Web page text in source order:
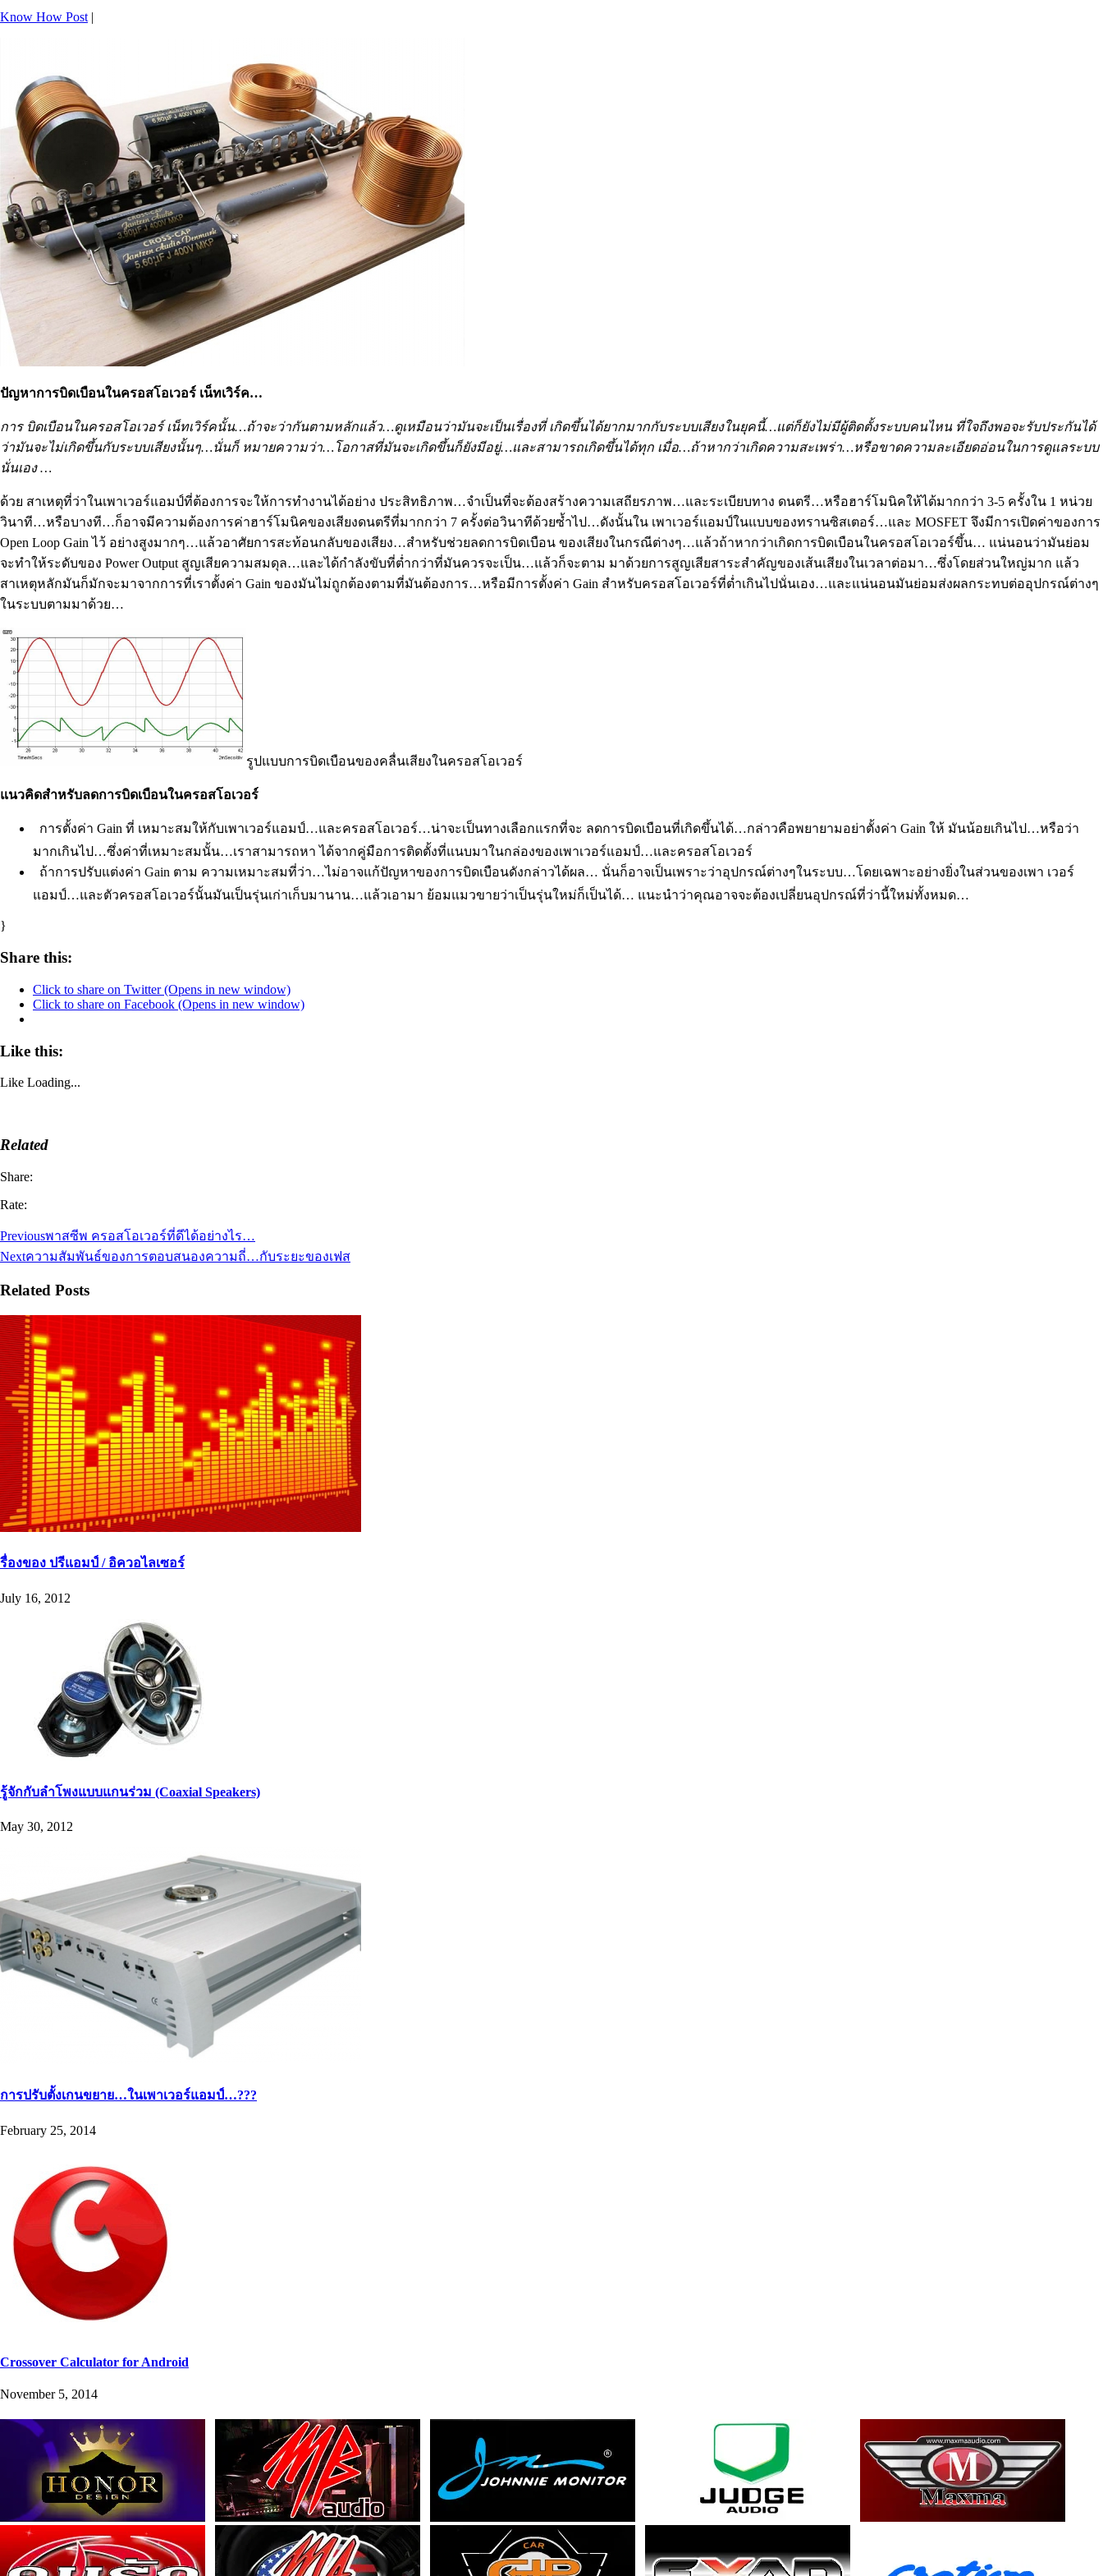
Know How Post |
ปัญหาการบิดเบือนในครอสโอเวอร์ เน็ทเวิร์ค…
การ บิดเบือนในครอสโอเวอร์ เน็ทเวิร์คนั้น…ถ้าจะว่ากันตามหลักแล้ว…ดูเหมือนว่ามันจะเป็นเรื่องที่ เกิดขึ้นได้ยากมากกับระบบเสียงในยุคนี้…แต่ก็ยังไม่มีผู้ติดตั้งระบบคนไหน ที่ใจถึงพอจะรับประกันได้
ว่ามันจะไม่เกิดขึ้นกับระบบเสียงนั้นๆ…นั่นก็ หมายความว่า…โอกาสที่มันจะเกิดขึ้นก็ยังมีอยู่…และสามารถเกิดขึ้นได้ทุก เมื่อ…ถ้าหากว่าเกิดความสะเพร่า…หรือขาดความละเอียดอ่อนในการดูแลระบบ
นั่นเอง …
ด้วย สาเหตุที่ว่าในเพาเวอร์แอมป์ที่ต้องการจะให้การทำงานได้อย่าง ประสิทธิภาพ…จำเป็นที่จะต้องสร้างความเสถียรภาพ…และระเบียบทาง ดนตรี…หรือฮาร์โมนิคให้ได้มากกว่า 3-5 ครั้งใน 1 หน่วย
วินาที…หรือบางที…ก็อาจมีความต้องการค่าฮาร์โมนิคของเสียงดนตรีที่มากกว่า 7 ครั้งต่อวินาทีด้วยซ้ำไป…ดังนั้นใน เพาเวอร์แอมป์ในแบบของทรานซิสเตอร์…และ MOSFET จึงมีการเปิดค่าของการ
Open Loop Gain ไว้ อย่างสูงมากๆ…แล้วอาศัยการสะท้อนกลับของเสียง…สำหรับช่วยลดการบิดเบือน ของเสียงในกรณีต่างๆ…แล้วถ้าหากว่าเกิดการบิดเบือนในครอสโอเวอร์ขึ้น… แน่นอนว่ามันย่อม
จะทำให้ระดับของ Power Output สูญเสียความสมดุล…และได้กำลังขับที่ต่ำกว่าที่มันควรจะเป็น…แล้วก็จะตาม มาด้วยการสูญเสียสาระสำคัญของเส้นเสียงในเวลาต่อมา…ซึ่งโดยส่วนใหญ่มาก แล้ว
สาเหตุหลักมันก็มักจะมาจากการที่เราตั้งค่า Gain ของมันไม่ถูกต้องตามที่มันต้องการ…หรือมีการตั้งค่า Gain สำหรับครอสโอเวอร์ที่ต่ำเกินไปนั่นเอง…และแน่นอนมันย่อมส่งผลกระทบต่ออุปกรณ์ต่างๆ
ในระบบตามมาด้วย…
รูปแบบการบิดเบือนของคลื่นเสียงในครอสโอเวอร์
แนวคิดสำหรับลดการบิดเบือนในครอสโอเวอร์
 การตั้งค่า Gain ที่ เหมาะสมให้กับเพาเวอร์แอมป์…และครอสโอเวอร์…น่าจะเป็นทางเลือกแรกที่จะ ลดการบิดเบือนที่เกิดขึ้นได้…กล่าวคือพยายามอย่าตั้งค่า Gain ให้ มันน้อยเกินไป…หรือว่า
มากเกินไป…ซึ่งค่าที่เหมาะสมนั้น…เราสามารถหา ได้จากคู่มือการติดตั้งที่แนบมาในกล่องของเพาเวอร์แอมป์…และครอสโอเวอร์
 ถ้าการปรับแต่งค่า Gain ตาม ความเหมาะสมที่ว่า…ไม่อาจแก้ปัญหาของการบิดเบือนดังกล่าวได้ผล… นั่นก็อาจเป็นเพราะว่าอุปกรณ์ต่างๆในระบบ…โดยเฉพาะอย่างยิ่งในส่วนของเพา เวอร์
แอมป์…และตัวครอสโอเวอร์นั้นมันเป็นรุ่นเก่าเก็บมานาน…แล้วเอามา ย้อมแมวขายว่าเป็นรุ่นใหม่ก็เป็นได้… แนะนำว่าคุณอาจจะต้องเปลี่ยนอุปกรณ์ที่ว่านี้ใหม่ทั้งหมด…
}
Share this:
Click to share on Twitter (Opens in new window)
Click to share on Facebook (Opens in new window)
Like this:
Like Loading...
Related
Share:
Rate:
Previousพาสซีพ ครอสโอเวอร์ที่ดีได้อย่างไร…
Nextความสัมพันธ์ของการตอบสนองความถี่…กับระยะของเฟส
Related Posts
รื่องของ ปรีแอมป์ / อิควอไลเซอร์
July 16, 2012
รู้จักกับลำโพงแบบแกนร่วม (Coaxial Speakers)
May 30, 2012
การปรับตั้งเกนขยาย…ในเพาเวอร์แอมป์…???
February 25, 2014
Crossover Calculator for Android
November 5, 2014